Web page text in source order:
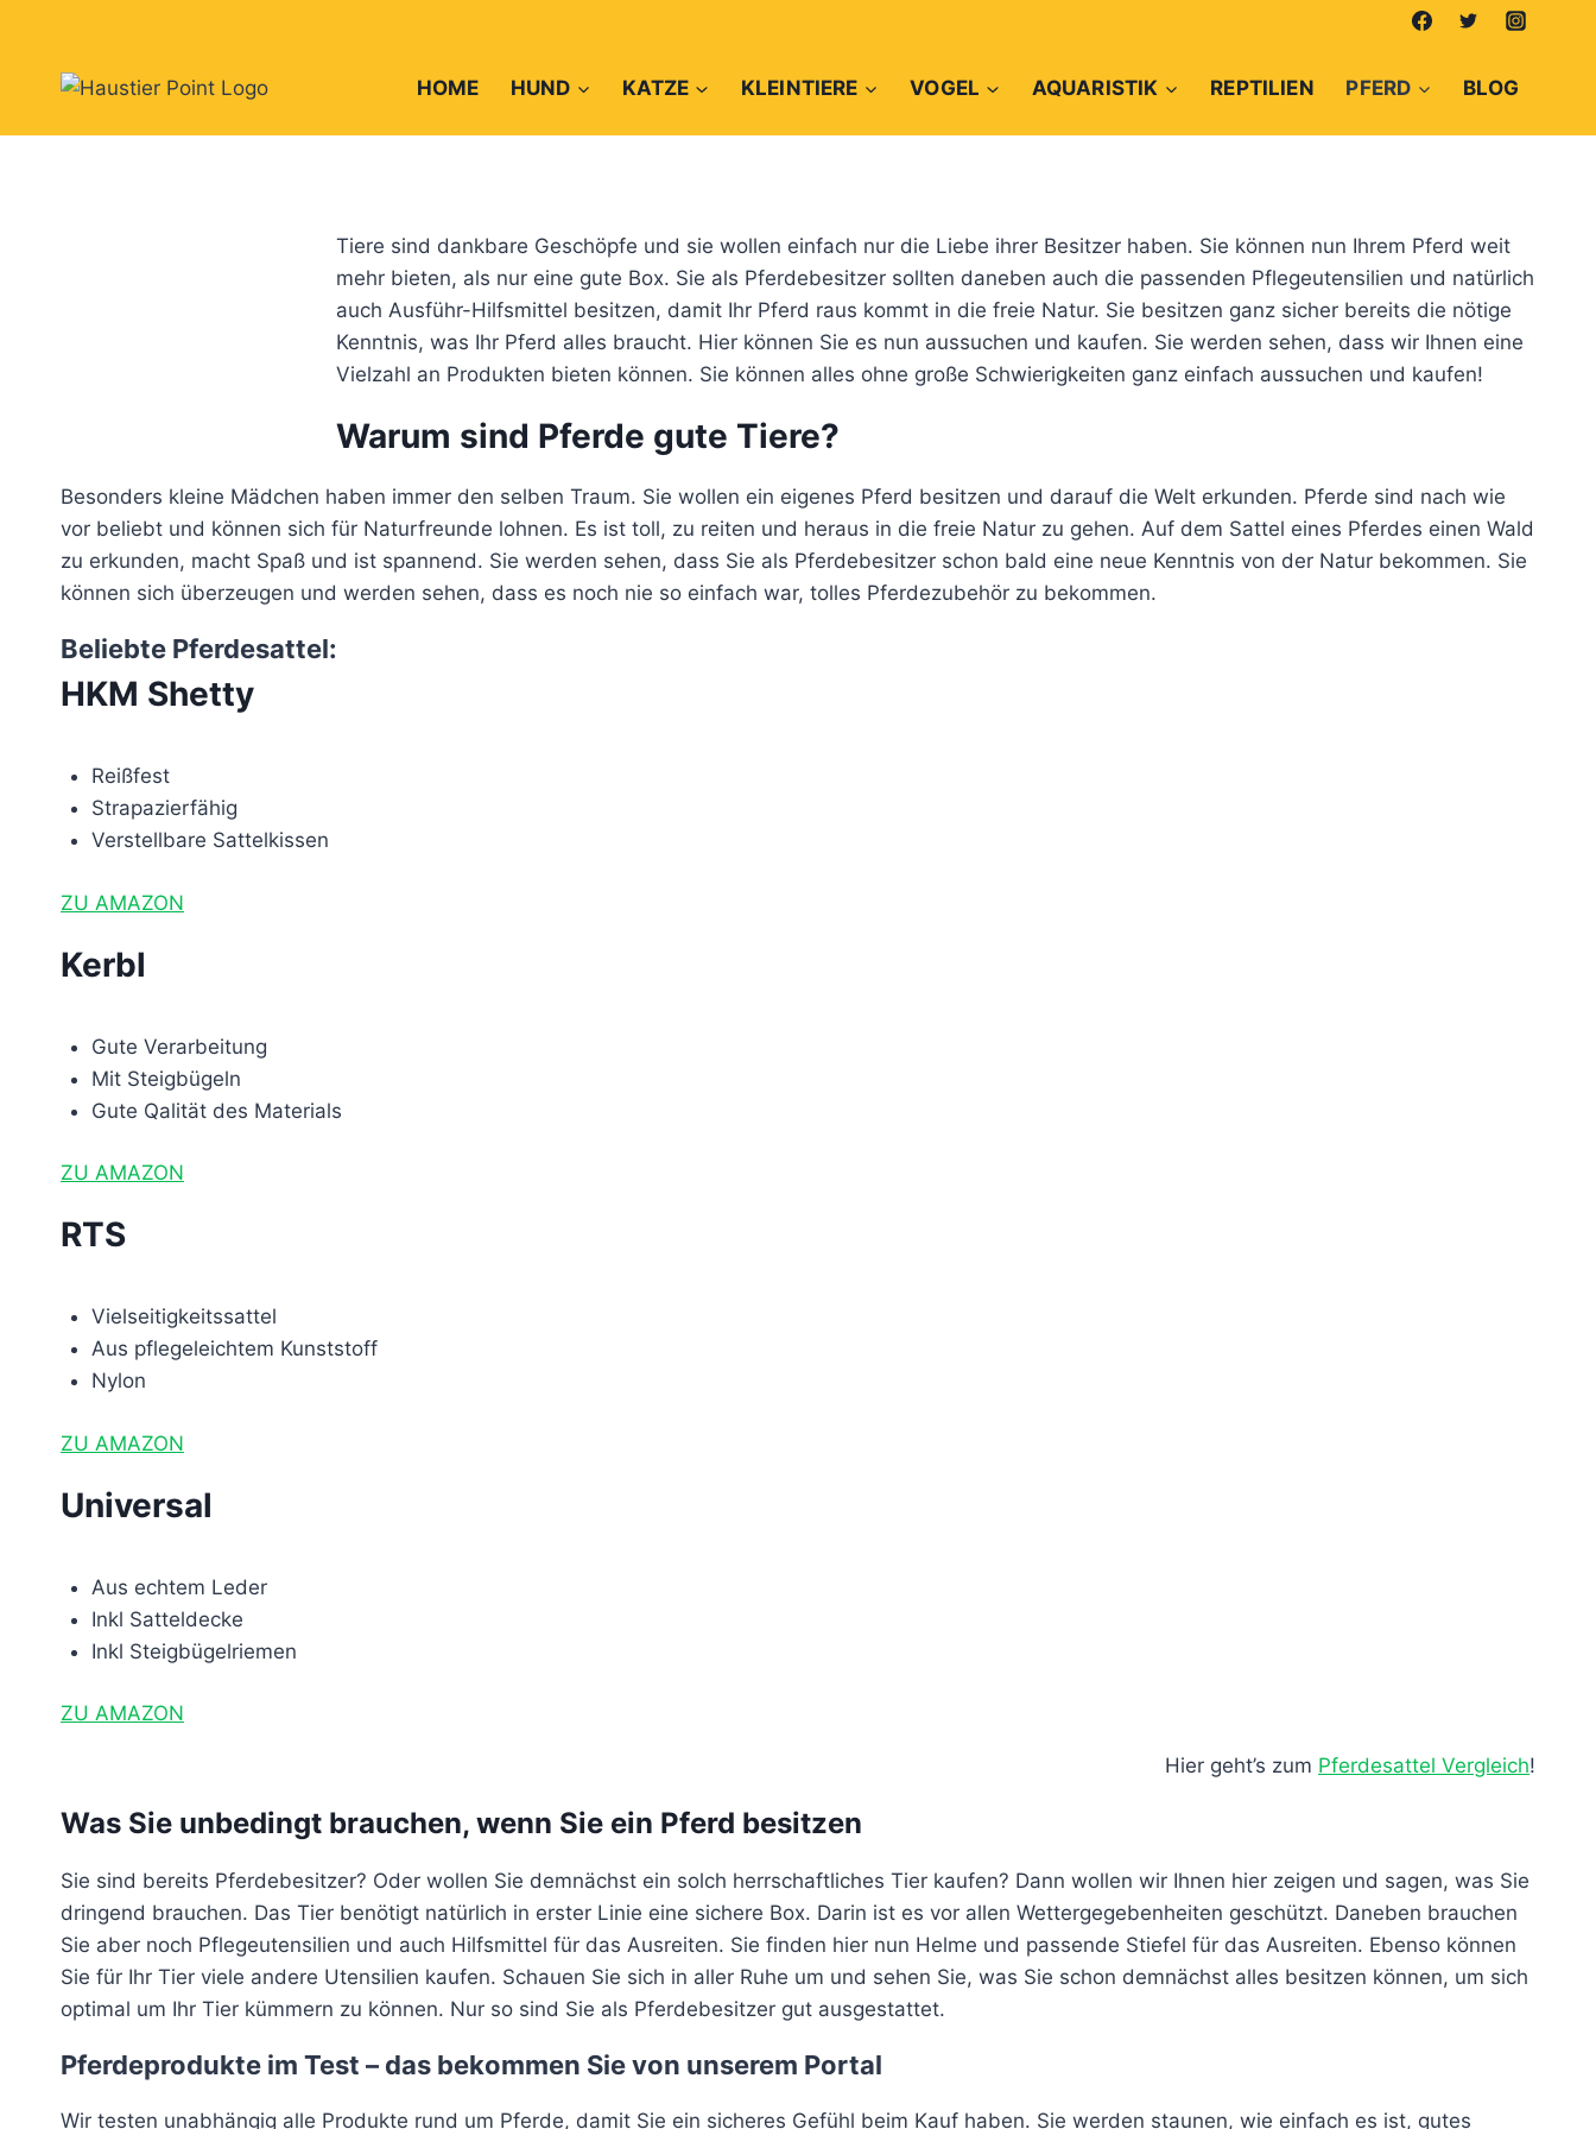
springen
HOME HUND KATZE KLEINTIERE VOGEL AQUARISTIK REPTILIEN PFERD BLOG
Tiere sind dankbare Geschöpfe und sie wollen einfach nur die Liebe ihrer Besitzer haben. Sie können nun Ihrem Pferd weit
mehr bieten, als nur eine gute Box. Sie als Pferdebesitzer sollten daneben auch die passenden Pflegeutensilien und natürlich
auch Ausführ-Hilfsmittel besitzen, damit Ihr Pferd raus kommt in die freie Natur. Sie besitzen ganz sicher bereits die nötige
Kenntnis, was Ihr Pferd alles braucht. Hier können Sie es nun aussuchen und kaufen. Sie werden sehen, dass wir Ihnen eine
Vielzahl an Produkten bieten können. Sie können alles ohne große Schwierigkeiten ganz einfach aussuchen und kaufen!
Warum sind Pferde gute Tiere?
Besonders kleine Mädchen haben immer den selben Traum. Sie wollen ein eigenes Pferd besitzen und darauf die Welt erkunden. Pferde sind nach wie
vor beliebt und können sich für Naturfreunde lohnen. Es ist toll, zu reiten und heraus in die freie Natur zu gehen. Auf dem Sattel eines Pferdes einen Wald
zu erkunden, macht Spaß und ist spannend. Sie werden sehen, dass Sie als Pferdebesitzer schon bald eine neue Kenntnis von der Natur bekommen. Sie
können sich überzeugen und werden sehen, dass es noch nie so einfach war, tolles Pferdezubehör zu bekommen.
Beliebte Pferdesattel:
HKM Shetty
Reißfest
Strapazierfähig
Verstellbare Sattelkissen
ZU AMAZON
Kerbl
Gute Verarbeitung
Mit Steigbügeln
Gute Qalität des Materials
ZU AMAZON
RTS
Vielseitigkeitssattel
Aus pflegeleichtem Kunststoff
Nylon
ZU AMAZON
Universal
Aus echtem Leder
Inkl Satteldecke
Inkl Steigbügelriemen
ZU AMAZON
Hier geht’s zum Pferdesattel Vergleich!
Was Sie unbedingt brauchen, wenn Sie ein Pferd besitzen
Sie sind bereits Pferdebesitzer? Oder wollen Sie demnächst ein solch herrschaftliches Tier kaufen? Dann wollen wir Ihnen hier zeigen und sagen, was Sie
dringend brauchen. Das Tier benötigt natürlich in erster Linie eine sichere Box. Darin ist es vor allen Wettergegebenheiten geschützt. Daneben brauchen
Sie aber noch Pflegeutensilien und auch Hilfsmittel für das Ausreiten. Sie finden hier nun Helme und passende Stiefel für das Ausreiten. Ebenso können
Sie für Ihr Tier viele andere Utensilien kaufen. Schauen Sie sich in aller Ruhe um und sehen Sie, was Sie schon demnächst alles besitzen können, um sich
optimal um Ihr Tier kümmern zu können. Nur so sind Sie als Pferdebesitzer gut ausgestattet.
Pferdeprodukte im Test – das bekommen Sie von unserem Portal
Wir testen unabhängig alle Produkte rund um Pferde, damit Sie ein sicheres Gefühl beim Kauf haben. Sie werden staunen, wie einfach es ist, gutes